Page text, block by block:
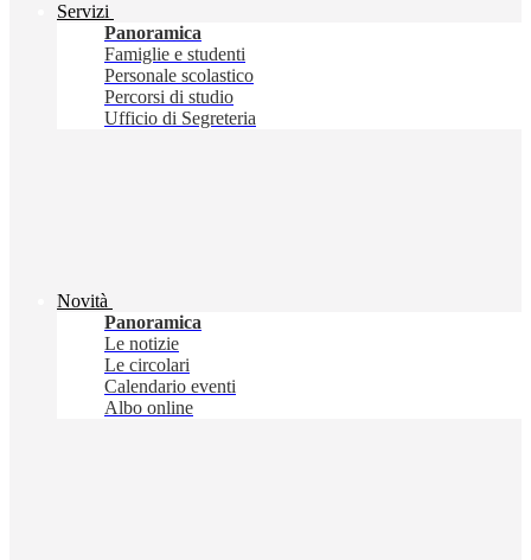
Servizi
Panoramica
Famiglie e studenti
Personale scolastico
Percorsi di studio
Ufficio di Segreteria
Novità
Panoramica
Le notizie
Le circolari
Calendario eventi
Albo online